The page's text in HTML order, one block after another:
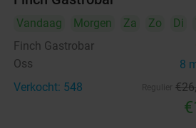
Vandaag Morgen Za Zo Di
Finch Gastrobar
Oss 8
Verkocht: 548 €26